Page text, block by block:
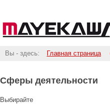
Вы - здесь: Главная страница
Сферы деятельности
Выбирайте